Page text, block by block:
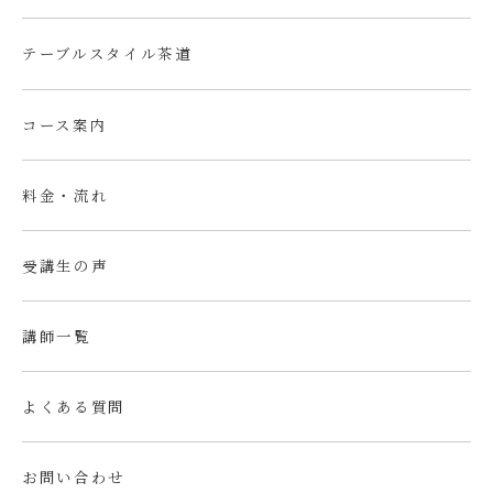
テーブルスタイル茶道
コース案内
料金・流れ
受講生の声
講師一覧
よくある質問
お問い合わせ